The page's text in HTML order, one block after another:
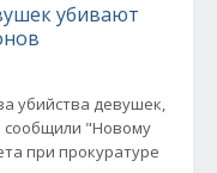
убивают
убийства девушек,
"Новому
при прокуратуре